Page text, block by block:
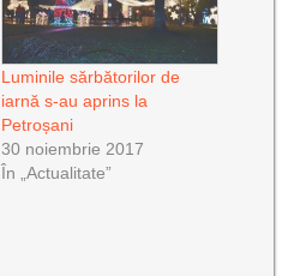
Luminile sărbătorilor de
iarnă s-au aprins la
Petroșani
30 noiembrie 2017
În „Actualitate”